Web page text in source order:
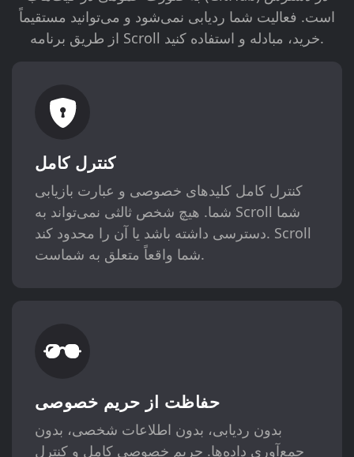
است. فعالیت شما ردیابی نمی‌شود و می‌توانید مستقیماً
از طریق برنامه Scroll خرید، مبادله و استفاده کنید.
کنترل کامل
کنترل کامل کلیدهای خصوصی و عبارت بازیابی
شما. هیچ شخص ثالثی نمی‌تواند به Scroll شما
دسترسی داشته باشد یا آن را محدود کند. Scroll
شما واقعاً متعلق به شماست.
حفاظت از حریم خصوصی
بدون ردیابی، بدون اطلاعات شخصی، بدون
جمع‌آوری داده‌ها. حریم خصوصی کامل و کنترل